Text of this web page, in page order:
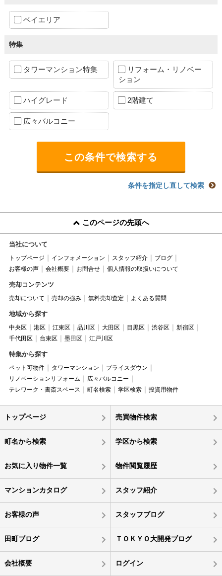
ベイエリア
特集
タワーマンション特集
リフォーム・リノベー
ション
ハイグレード 2階建て
広々バルコニー
条件を指定し直して検索
このページの先頭へ
当社について
トップページ インフォメーション スタッフ紹介
ブログ
お客様の声
会社概要 お問合せ 個人情報の取扱いについて
売却コンテンツ
売却について 売却の強み 無料売却査定 よくある質問
地域から探す
中央区 港区 江東区 品川区 大田区 目黒区 渋谷区
新宿区
千代田区
台東区 墨田区 江戸川区
特集から探す
ペット可物件 タワーマンション
プライスダウン
リノベーションリフォーム
広々バルコニー
テレワーク・書斎スペース
町名検索 学区検索 投資用物件
トップページ 売買物件検索
町名から検索 学区から検索
お気に入り物件一覧 物件閲覧履歴
マンションカタログ スタッフ紹介
お客様の声 スタッフブログ
田町ブログ ＴＯＫＹＯ大開発ブログ
会社概要 ログイン